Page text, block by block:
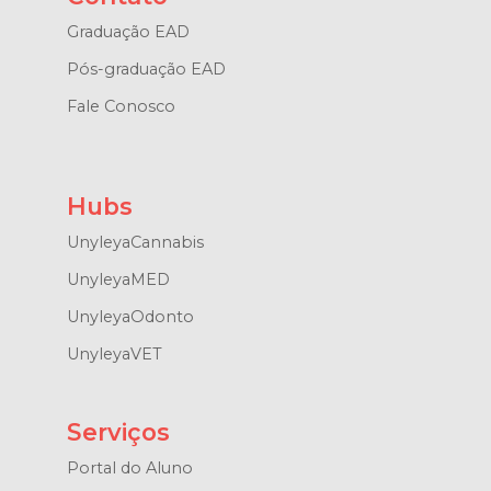
Graduação EAD
Pós-graduação EAD
Fale Conosco
Hubs
UnyleyaCannabis
UnyleyaMED
UnyleyaOdonto
UnyleyaVET
Serviços
Portal do Aluno